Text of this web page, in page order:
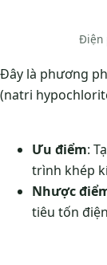
Điện
Đây là phương
(natri
Ưu điểm:
trình khép
Nhược
tiêu tốn